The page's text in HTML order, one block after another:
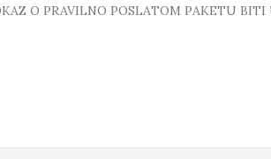
O PRAVILNO POSLATOM PAKETU BITI